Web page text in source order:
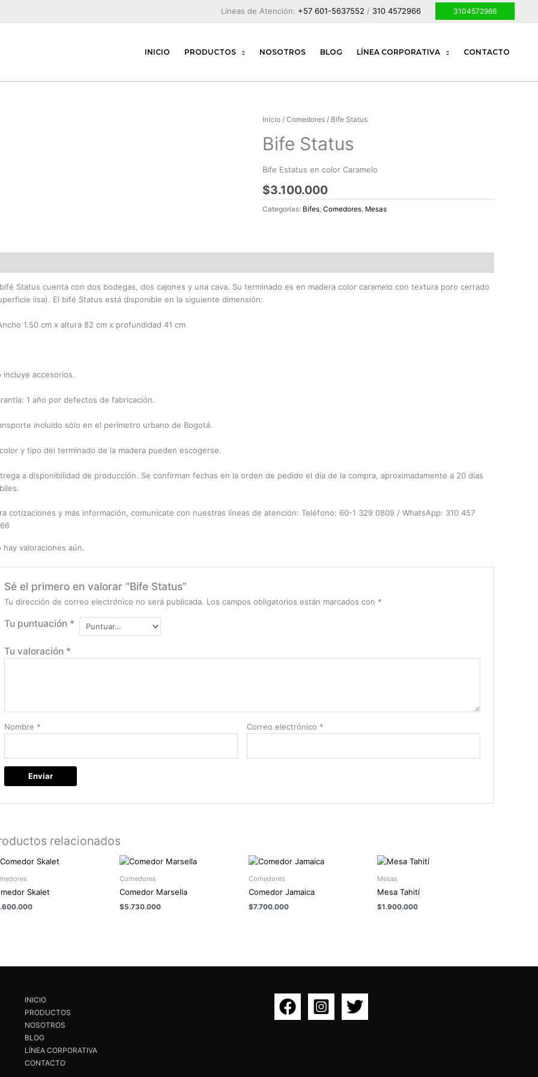
Líneas de Atención: +57 601-5637552 / 310 4572966 3104572966
INICIO PRODUCTOS NOSOTROS BLOG LÍNEA CORPORATIVA CONTACTO
Inicio /Comedores / Bife Status
Bife Status
Bife Estatus en color Caramelo
$3.100.000
Categorías: Bifes ,Comedores Mesas
Status cuenta con dos bodegas, dos cajones y una cava. Su terminado es en madera color caramelo con textura poro cerrado
lisa). El bifé Status está disponible en la siguiente dimensión:
1.50 cm x altura 82 cm x profundidad 41 cm
incluye accesorios.
1 año por defectos de fabricación.
incluido sólo en el perímetro urbano de Bogotá.
y tipo del terminado de la madera pueden escogerse.
a disponibilidad de producción. Se confirman fechas en la orden de pedido el día de la compra, aproximadamente a 20 días
cotizaciones y más información, comunícate con nuestras líneas de atención: Teléfono: 60-1 329 0809 / WhatsApp: 310 457
hay valoraciones aún.
Sé el primero en valorar “Bife Status”
Tu dirección de correo electrónico no será publicada. Los campos obligatorios están marcados con *
Tu puntuación *
Tu valoración *
Nombre * Correo electrónico *
relacionados
Skalet
Comedores
Comedor Marsella
$5.730.000
Comedores
Comedor Jamaica
$7.700.000
Mesas
Mesa Tahití
$1.900.000
INICIO
PRODUCTOS
NOSOTROS
BLOG
LÍNEA CORPORATIVA
CONTACTO